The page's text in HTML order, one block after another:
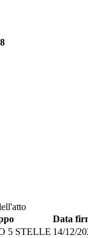
Data
5 STELLE 14/12/